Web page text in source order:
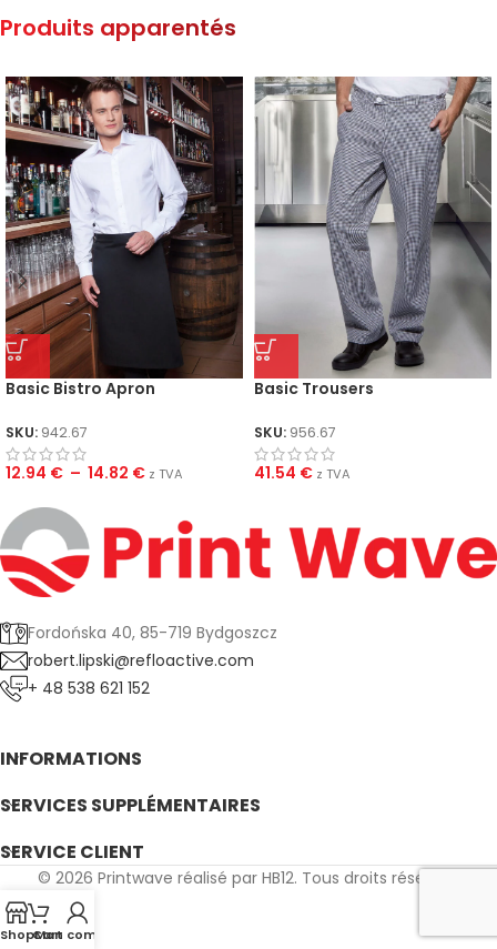
Produits apparentés
Basic Bistro Apron
SKU: 942.67
12.94 € – 14.82 € z TVA
Basic Trousers
SKU: 956.67
41.54 € z TVA
Fordońska 40, 85-719 Bydgoszcz
robert.lipski@refloactive.com
+ 48 538 621 152
INFORMATIONS
SERVICES SUPPLÉMENTAIRES
SERVICE CLIENT
© 2026 Printwave réalisé par HB12. Tous droits réservés.
ShopCart
Mon compte